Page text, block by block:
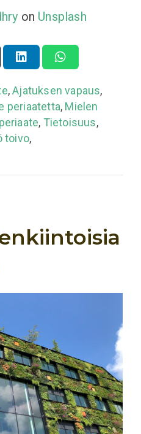
on Unsplash
,Ajatuksen vapaus,
periaatetta, Mielen
, Tietoisuus,
toivo,